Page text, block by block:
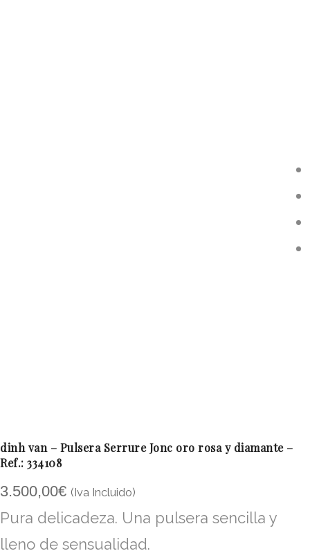
dinh van – Pulsera Serrure Jonc oro rosa y diamante –
Ref.: 334108
3.500,00€ (Iva Incluido)
Pura delicadeza. Una pulsera sencilla y
lleno de sensualidad.